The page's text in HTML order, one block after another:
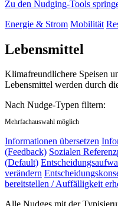
Zu den Nudging-Tools
Energie & Strom Mobilität
Lebensmittel
Klimafreundlichere Speisen
Lebensmittel werden durch
Nach Nudge-Typen filtern:
Mehrfachauswahl möglich
Informationen übersetzen
(Feedback) Sozialen
(Default)
verändern
bereitstellen / Auffälligkeit